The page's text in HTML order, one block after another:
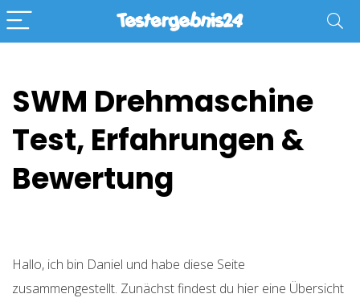
SWM Drehmaschine
Test, Erfahrungen &
Bewertung
Hallo, ich bin Daniel und habe diese Seite
zusammengestellt. Zunächst findest du hier eine Übersicht